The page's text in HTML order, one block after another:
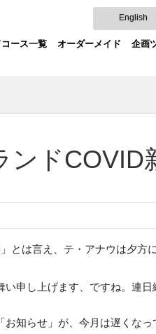
ース一覧 オーダーメイド 企画
English
ンドCOVID
とは言え、テ・アナウは夕
申し上げます、ですね。連
知らせ」が、今月は遅くなっ